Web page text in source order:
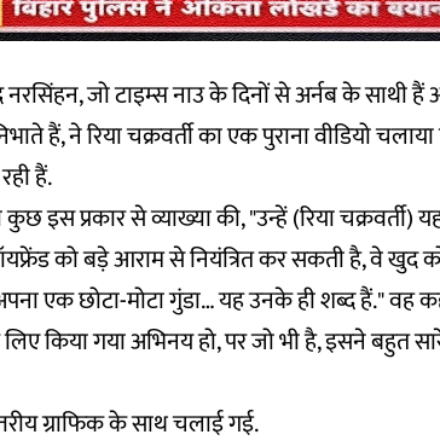
जो टाइम्स नाउ के दिनों से अर्नब के साथी हैं
हैं, ने रिया चक्रवर्ती का एकपुराना वीडियो
हैं.
इस प्रकार से व्याख्या की, "उन्हें (रिया चक्रवर्ती)
को बड़े आराम से नियंत्रित कर सकती है, वे खुद
एक छोटा-मोटा गुंडा… यह उनके ही शब्द हैं." वह
किया गया अभिनय हो, पर जो भी है, इसने बहुत
ग्राफिक के साथ चलाई गई.